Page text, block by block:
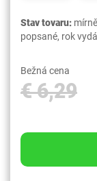
Stav tovaru:
popsané, rok
Bežná cena
€ 6,29